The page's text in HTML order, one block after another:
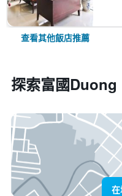
查看其他飯店推薦
探索富國